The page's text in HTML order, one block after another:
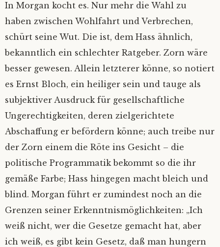
In Morgan kocht es. Nur mehr die Wahl zu
haben zwischen Wohlfahrt und Verbrechen,
schürt seine Wut. Die ist, dem Hass ähnlich,
bekanntlich ein schlechter Ratgeber. Zorn wäre
besser gewesen. Allein letzterer könne, so notiert
es Ernst Bloch, ein heiliger sein und tauge als
subjektiver Ausdruck für gesellschaftliche
Ungerechtigkeiten, deren zielgerichtete
Abschaffung er befördern könne; auch treibe nur
der Zorn einem die Röte ins Gesicht – die
politische Programmatik bekommt so die ihr
gemäße Farbe; Hass hingegen macht bleich und
blind. Morgan führt er zumindest noch an die
Grenzen seiner Erkenntnismöglichkeiten: „Ich
weiß nicht, wer die Gesetze gemacht hat, aber
ich weiß, es gibt kein Gesetz, daß man hungern